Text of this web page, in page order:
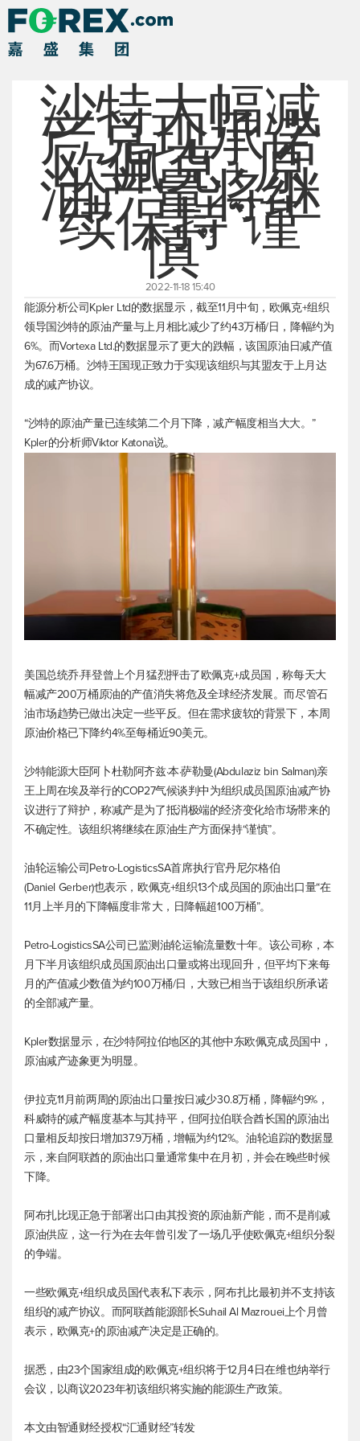
沙特大幅减
产兑现承诺
欧佩克+原
油产量将继
续保持“谨
慎”
2022-11-18 15:40
能源分析公司Kpler Ltd的数据显示，截至11月中旬，欧佩克+组织
领导国沙特的原油产量与上月相比减少了约43万桶/日，降幅约为
6%。而Vortexa Ltd.的数据显示了更大的跌幅，该国原油日减产值
为67.6万桶。沙特王国现正致力于实现该组织与其盟友于上月达
成的减产协议。
“沙特的原油产量已连续第二个月下降，减产幅度相当大大。”
Kpler的分析师Viktor Katona说。
美国总统乔·拜登曾上个月猛烈抨击了欧佩克+成员国，称每天大
幅减产200万桶原油的产值消失将危及全球经济发展。而尽管石
油市场趋势已做出决定一些平反。但在需求疲软的背景下，本周
原油价格已下降约4%至每桶近90美元。
沙特能源大臣阿卜杜勒阿齐兹·本·萨勒曼(Abdulaziz bin Salman)亲
王上周在埃及举行的COP27气候谈判中为组织成员国原油减产协
议进行了辩护，称减产是为了抵消极端的经济变化给市场带来的
不确定性。该组织将继续在原油生产方面保持“谨慎”。
油轮运输公司Petro-LogisticsSA首席执行官丹尼尔格伯
(Daniel Gerber)也表示，欧佩克+组织13个成员国的原油出口量“在
11月上半月的下降幅度非常大，日降幅超100万桶”。
Petro-LogisticsSA公司已监测油轮运输流量数十年。该公司称，本
月下半月该组织成员国原油出口量或将出现回升，但平均下来每
月的产值减少数值为约100万桶/日，大致已相当于该组织所承诺
的全部减产量。
Kpler数据显示，在沙特阿拉伯地区的其他中东欧佩克成员国中，
原油减产迹象更为明显。
伊拉克11月前两周的原油出口量按日减少30.8万桶，降幅约9%，
科威特的减产幅度基本与其持平，但阿拉伯联合酋长国的原油出
口量相反却按日增加37.9万桶，增幅为约12%。油轮追踪的数据显
示，来自阿联酋的原油出口量通常集中在月初，并会在晚些时候
下降。
阿布扎比现正急于部署出口由其投资的原油新产能，而不是削减
原油供应，这一行为在去年曾引发了一场几乎使欧佩克+组织分裂
的争端。
一些欧佩克+组织成员国代表私下表示，阿布扎比最初并不支持该
组织的减产协议。而阿联酋能源部长Suhail Al Mazrouei上个月曾
表示，欧佩克+的原油减产决定是正确的。
据悉，由23个国家组成的欧佩克+组织将于12月4日在维也纳举行
会议，以商议2023年初该组织将实施的能源生产政策。
本文由智通财经授权“汇通财经”转发